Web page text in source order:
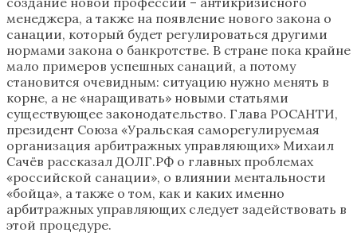
менеджера, а также на появление нового закона о
санации, который будет регулироваться другими
нормами закона о банкротстве. В стране пока крайне
мало примеров успешных санаций, а потому
становится очевидным: ситуацию нужно менять в
корне, а не «наращивать» новыми статьями
существующее законодательство. Глава РОСАНТИ,
президент Союза «Уральская саморегулируемая
организация арбитражных управляющих» Михаил
Сачёв рассказал ДОЛГ.РФ о главных проблемах
«российской санации», о влиянии ментальности
«бойца», а также о том, как и каких именно
арбитражных управляющих следует задействовать в
этой процедуре.